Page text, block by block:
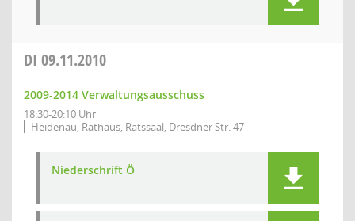
DI 09.11.2010
2009-2014 Verwaltungsausschuss
18:30-20:10 Uhr
Heidenau, Rathaus, Ratssaal, Dresdner Str. 47
Niederschrift Ö